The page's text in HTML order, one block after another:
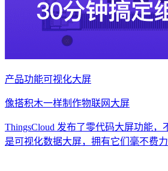
产品功能可视化大屏
像搭积木一样制作物联网大屏
ThingsCloud 发布了零代码大屏功能，
是可视化数据大屏，拥有它们毫不费力